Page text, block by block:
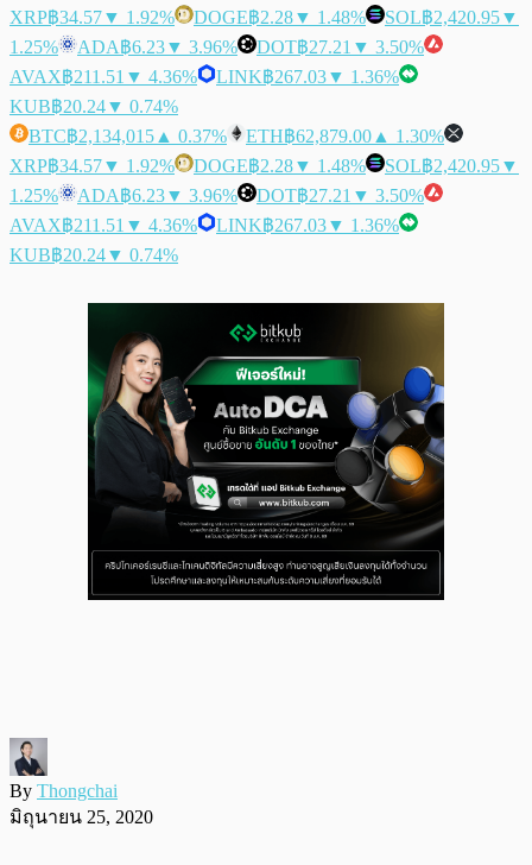
XRP฿34.57▼ 1.92% DOGE฿2.28▼ 1.48% SOL฿2,420.95▼
1.25%
ADA฿6.23▼ 3.96% DOT฿27.21 ▼ 3.50%
AVAX฿211.51 ▼ 4.36% LINK฿267.03▼ 1.36%
KUB฿20.24▼ 0.74%
BTC฿2,134,015 ▲ 0.37% ETH฿62,879.00 ▲ 1.30%
XRP฿34.57▼ 1.92% DOGE฿2.28▼ 1.48% SOL฿2,420.95▼
1.25%
ADA฿6.23▼ 3.96% DOT฿27.21 ▼ 3.50%
AVAX฿211.51 ▼ 4.36% LINK฿267.03▼ 1.36%
KUB฿20.24▼ 0.74%
By Thongchai
มิถุนายน 25, 2020